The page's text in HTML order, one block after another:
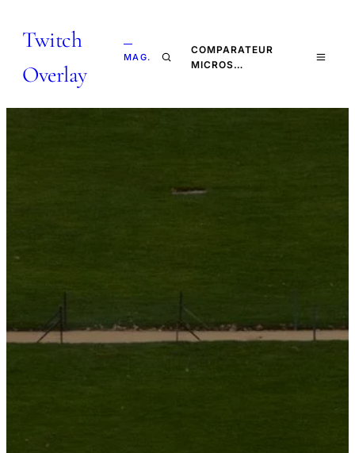
Twitch
Overlay
—
MAG.
COMPARATEUR
MICROS…